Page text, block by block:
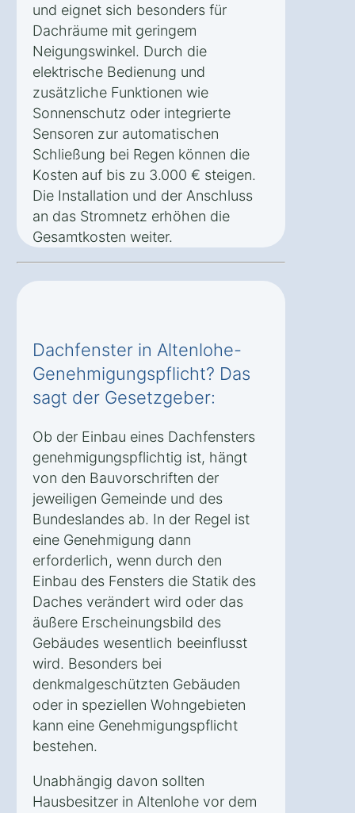
und eignet sich besonders für
Dachräume mit geringem
Neigungswinkel. Durch die
elektrische Bedienung und
zusätzliche Funktionen wie
Sonnenschutz oder integrierte
Sensoren zur automatischen
Schließung bei Regen können die
Kosten auf bis zu 3.000 € steigen.
Die Installation und der Anschluss
an das Stromnetz erhöhen die
Gesamtkosten weiter.
Dachfenster in Altenlohe-
Genehmigungspflicht? Das
sagt der Gesetzgeber:
Ob der Einbau eines Dachfensters
genehmigungspflichtig ist, hängt
von den Bauvorschriften der
jeweiligen Gemeinde und des
Bundeslandes ab. In der Regel ist
eine Genehmigung dann
erforderlich, wenn durch den
Einbau des Fensters die Statik des
Daches verändert wird oder das
äußere Erscheinungsbild des
Gebäudes wesentlich beeinflusst
wird. Besonders bei
denkmalgeschützten Gebäuden
oder in speziellen Wohngebieten
kann eine Genehmigungspflicht
bestehen.
Unabhängig davon sollten
Hausbesitzer in Altenlohe vor dem